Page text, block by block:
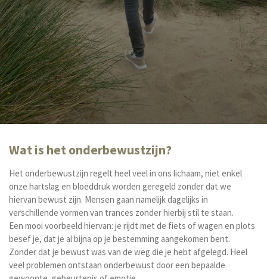
Wat is het onderbewustzijn?
Het onderbewustzijn regelt heel veel in ons lichaam, niet enkel
onze hartslag en bloeddruk worden geregeld zonder dat we
hiervan bewust zijn. Mensen gaan namelijk dagelijks in
verschillende vormen van trances zonder hierbij stil te staan.
Een mooi voorbeeld hiervan: je rijdt met de fiets of wagen en plots
besef je, dat je al bijna op je bestemming aangekomen bent.
Zonder dat je bewust was van de weg die je hebt afgelegd. Heel
veel problemen ontstaan onderbewust door een bepaalde